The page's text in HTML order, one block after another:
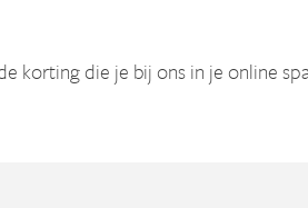
korting die je bij ons in je online